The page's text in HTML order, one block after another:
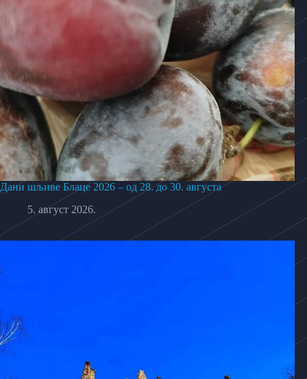
Дани шљиве Блаце 2026 – од 28. до 30. августа
5. август 2026.